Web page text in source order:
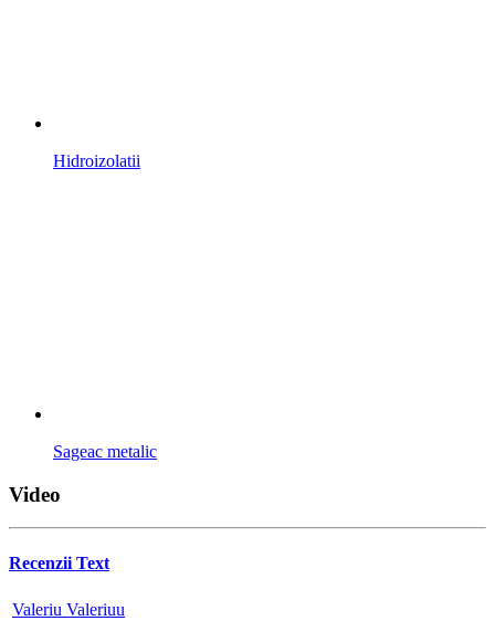
Hidroizolatii
Sageac metalic
Video
Recenzii Text
Valeriu Valeriuu